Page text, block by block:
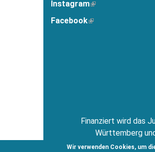
Wir verwenden Cookies, um
Instagram(Link
extern)
Facebook(Link
Finanziert wird das
Württemberg